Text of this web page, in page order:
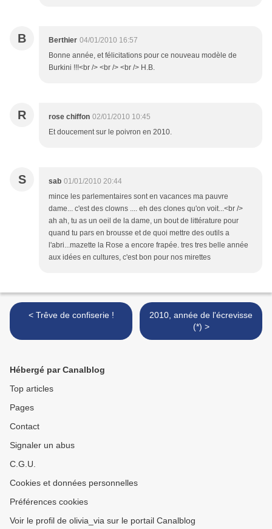
B Berthier 04/01/2010 16:57
Bonne année, et félicitations pour ce nouveau modèle de
Burkini !!!<br /> <br /> <br /> H.B.
R rose chiffon 02/01/2010 10:45
Et doucement sur le poivron en 2010.
S sab 01/01/2010 20:44
mince les parlementaires sont en vacances ma pauvre
dame... c'est des clowns .... eh des clones qu'on voit...<br />
ah ah, tu as un oeil de la dame, un bout de littérature pour
quand tu pars en brousse et de quoi mettre des outils a
l'abri...mazette la Rose a encore frapée. tres tres belle année
aux idées en cultures, c'est bon pour nos mirettes
< Trêve de confiserie !
2010, année de l'écrevisse
(*) >
Hébergé par Canalblog
Top articles
Pages
Contact
Signaler un abus
C.G.U.
Cookies et données personnelles
Préférences cookies
Voir le profil de olivia_via sur le portail Canalblog